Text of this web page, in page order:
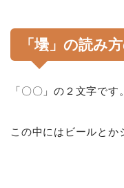
「壜」の読み
「〇〇」の２文字です。
この中にはビールとか